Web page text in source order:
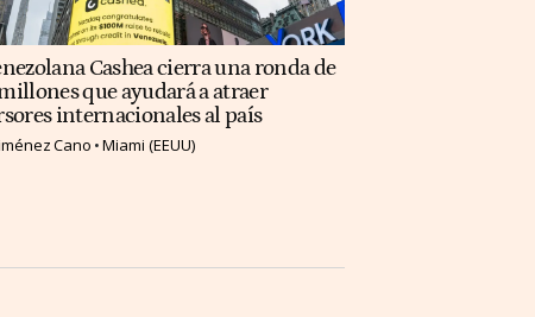
Cashea cierra una ronda de
que ayudará a atraer
internacionales al país
Cano Miami (EEUU)